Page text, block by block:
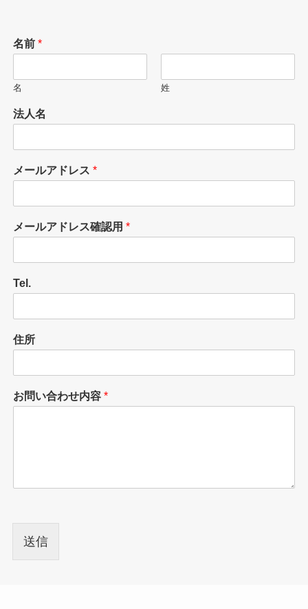
名前 *
名 姓
法人名
メールアドレス *
メールアドレス確認用 *
Tel.
住所
お問い合わせ内容 *
送信